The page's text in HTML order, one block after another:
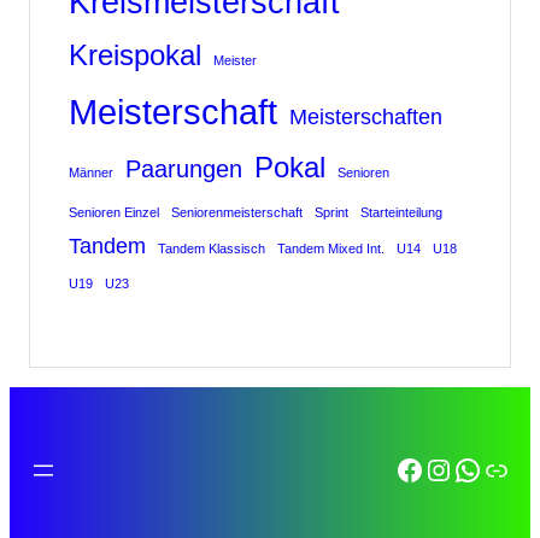
Kreispokal Meister
Meisterschaft Meisterschaften
Männer Paarungen Pokal Senioren
Senioren Einzel Seniorenmeisterschaft Sprint Starteinteilung
Tandem Tandem Klassisch Tandem Mixed Int. U14 U18
U19 U23
Facebook
Link